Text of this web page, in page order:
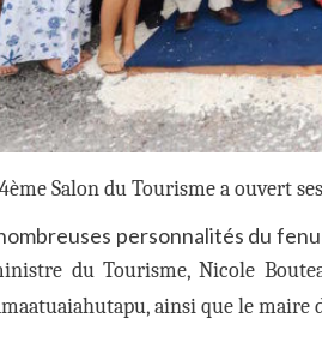
Salon du Tourisme a ouvert
personnalités du
du Tourisme, Nicole
ainsi que le maire